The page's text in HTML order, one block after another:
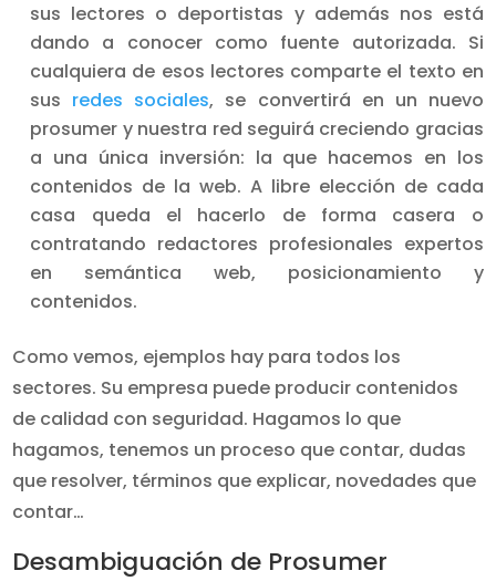
sus lectores o deportistas y además nos está
dando a conocer como fuente autorizada. Si
cualquiera de esos lectores comparte el texto en
sus redes sociales, se convertirá en un nuevo
prosumer y nuestra red seguirá creciendo gracias
a una única inversión: la que hacemos en los
contenidos de la web. A libre elección de cada
casa queda el hacerlo de forma casera o
contratando redactores profesionales expertos
en semántica web, posicionamiento y
contenidos.
Como vemos, ejemplos hay para todos los
sectores. Su empresa puede producir contenidos
de calidad con seguridad. Hagamos lo que
hagamos, tenemos un proceso que contar, dudas
que resolver, términos que explicar, novedades que
contar…
Desambiguación de Prosumer